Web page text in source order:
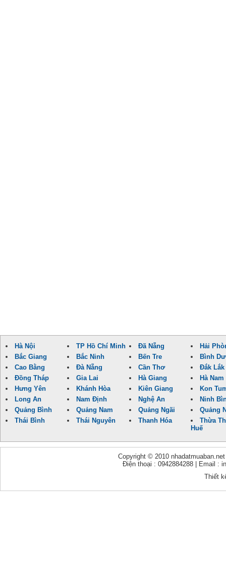
Hà Nội TP Hồ Chí Minh Đã Nẵng
Hải
Bắc Giang
Bắc Ninh Bến Tre
Bình
Cao Bằng
Đà Nẵng Cần Thơ
Đắk Lắk
Đồng Tháp
Gia Lai Hà Giang
Hà Nam
Hưng Yên
Khánh Hòa Kiên Giang
Kon
Long An
Nam Định Nghệ An
Ninh
Quảng Bình
Quảng Nam Quảng Ngãi
Quảng
Thái Bình
Thái Nguyên Thanh Hóa
Thừa
Huế
Copyright © 2010
Điện thoại : 0942884288 | Email :
Thiết